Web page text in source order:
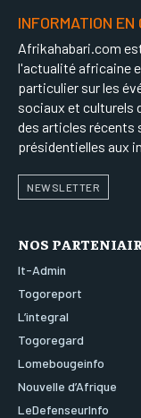
INFORMATION EN
Afrikahabari.com
l'actualité africaine
particulier sur les
sociaux et culturels
des articles récents
présidentielles aux
NEWSLETTER
NOS
It-Admin
Togoreport
L’integral
Togoregard
Lomebougeinfo
Nouvelle d’Afrique
LeDefenseurInfo